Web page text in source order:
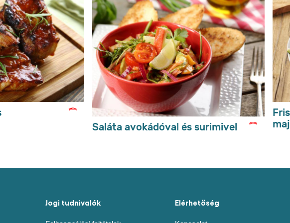
Írja meg a véleményét
Tegyen fel egy kérdést